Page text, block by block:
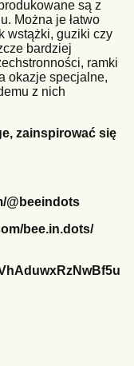
są z
Można je łatwo
wstążki, guziki czy
bardziej
ramki
okazje specjalne,
z nich
zainspirować się
@beeindots
bee.in.dots/